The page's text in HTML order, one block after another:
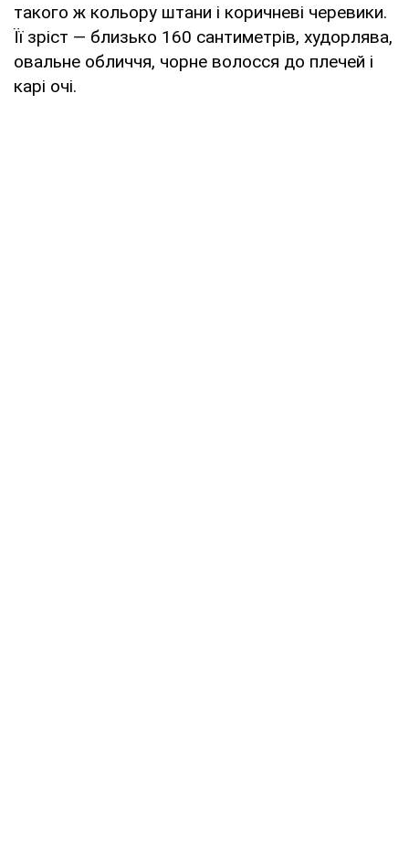
такого ж кольору штани і коричневі черевики.
Її зріст — близько 160 сантиметрів, худорлява,
овальне обличчя, чорне волосся до плечей і
карі очі.